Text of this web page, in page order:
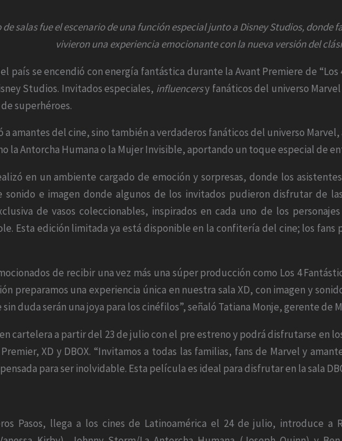
de salas fue el escenario de una función especial junto a Disney Studios,
vivieron una experiencia emocionante con la nueva versión del
país se encendió con energía fantástica durante la Avant Premiere de “Los
Studios. Invitados especiales, influencersy fanáticos del universo
superhéroes.
a amantes del cine, sino también a verdaderos fanáticos del universo
la Antorcha Humana o la Mujer Invisible, aportando un toque especial de
en un ambiente cargado de emoción y sorpresas, donde los
sonido e imagen donde algunos de los invitados pudieron disfrutar de
de vasos coleccionables, inspirados en cada uno de los
Esta edición limitada ya está disponible en la confitería del cine; los
de recibir una vez más una súper producción como Los 4
preparamos una experiencia única en nuestra sala XD, con imagen y
duda serán una joya para los cinéfilos”, señaló Tatiana Monje, gerente de
cartelera a partir del 23 de julio con el pre estreno y podrá disfrutarse en
XD y DBOX. “Invitamos a todas las familias, fans de Marvel y
para ser inolvidable. Esta película es ideal para disfrutar en la sala
Pasos, llega a los cines de Latinoamérica el 24 de julio, introduce a